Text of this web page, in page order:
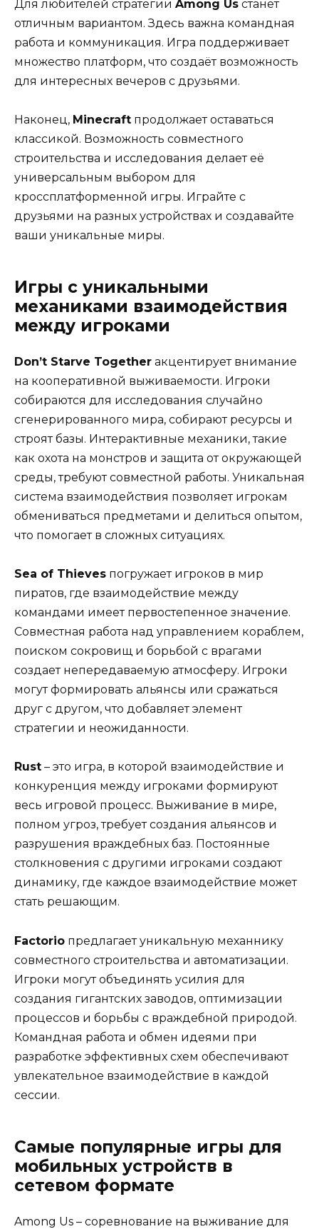
Для любителей стратегии Among Us станет
отличным вариантом. Здесь важна командная
работа и коммуникация. Игра поддерживает
множество платформ, что создаёт возможность
для интересных вечеров с друзьями.
Наконец, Minecraft продолжает оставаться
классикой. Возможность совместного
строительства и исследования делает её
универсальным выбором для
кроссплатформенной игры. Играйте с
друзьями на разных устройствах и создавайте
ваши уникальные миры.
Игры с уникальными
механиками взаимодействия
между игроками
Don’t Starve Together акцентирует внимание
на кооперативной выживаемости. Игроки
собираются для исследования случайно
сгенерированного мира, собирают ресурсы и
строят базы. Интерактивные механики, такие
как охота на монстров и защита от окружающей
среды, требуют совместной работы. Уникальная
система взаимодействия позволяет игрокам
обмениваться предметами и делиться опытом,
что помогает в сложных ситуациях.
Sea of Thieves погружает игроков в мир
пиратов, где взаимодействие между
командами имеет первостепенное значение.
Совместная работа над управлением кораблем,
поиском сокровищ и борьбой с врагами
создает непередаваемую атмосферу. Игроки
могут формировать альянсы или сражаться
друг с другом, что добавляет элемент
стратегии и неожиданности.
Rust – это игра, в которой взаимодействие и
конкуренция между игроками формируют
весь игровой процесс. Выживание в мире,
полном угроз, требует создания альянсов и
разрушения враждебных баз. Постоянные
столкновения с другими игроками создают
динамику, где каждое взаимодействие может
стать решающим.
Factorio предлагает уникальную механнику
совместного строительства и автоматизации.
Игроки могут объединять усилия для
создания гигантских заводов, оптимизации
процессов и борьбы с враждебной природой.
Командная работа и обмен идеями при
разработке эффективных схем обеспечивают
увлекательное взаимодействие в каждой
сессии.
Самые популярные игры для
мобильных устройств в
сетевом формате
Among Us – соревнование на выживание для